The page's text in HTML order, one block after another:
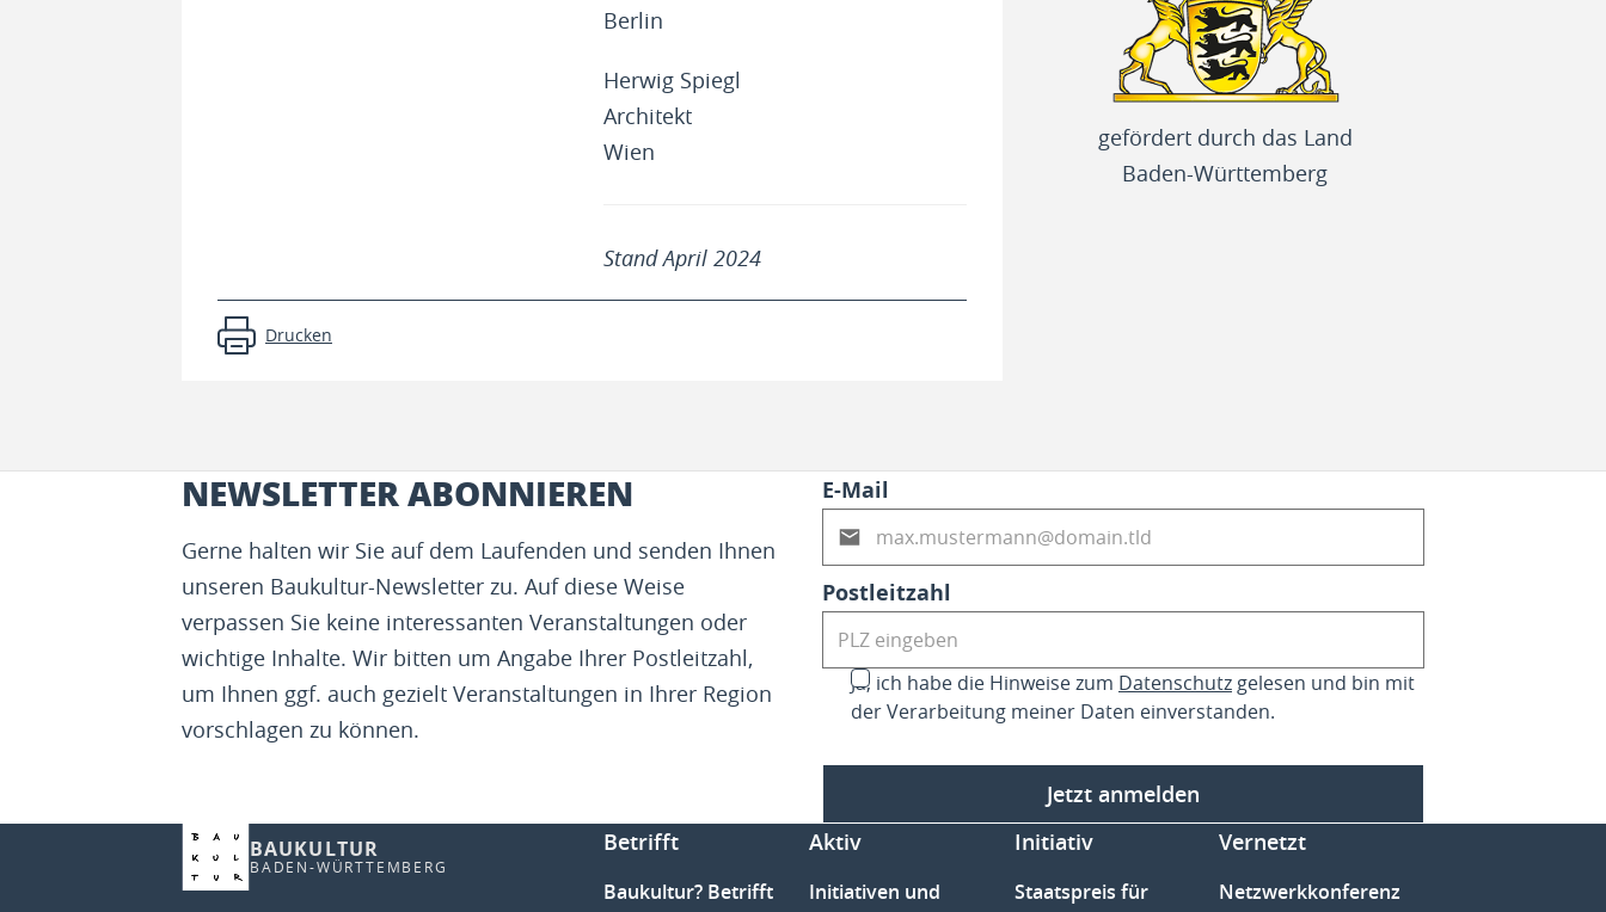
Berlin
Herwig Spiegl
Architekt
Wien
Stand April 2024
Drucken
gefördert durch das Land
Baden-Württemberg
NEWSLETTER ABONNIEREN
Gerne halten wir Sie auf dem Laufenden und senden Ihnen
unseren Baukultur-Newsletter zu. Auf diese Weise
verpassen Sie keine interessanten Veranstaltungen oder
wichtige Inhalte. Wir bitten um Angabe Ihrer Postleitzahl,
um Ihnen ggf. auch gezielt Veranstaltungen in Ihrer Region
vorschlagen zu können.
E-Mail
Postleitzahl
Ja, ich habe die Hinweise zum Datenschutz gelesen und bin mit
der Verarbeitung meiner Daten einverstanden.
Jetzt anmelden
BAUKULTUR
BADEN-WÜRTTEMBERG
Betrifft
Baukultur? Betrifft
Aktiv
Initiativen und
Initiativ
Staatspreis für
Vernetzt
Netzwerkkonferenz